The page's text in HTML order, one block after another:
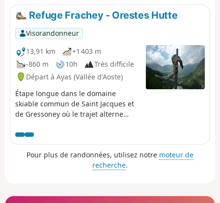
il y en a deux et ils sont pleins en début juillet.
Refuge Frachey - Orestes Hutte
Visorandonneur
13,91 km
+1 403 m
-860 m
10h
Très difficile
Départ à Ayas (Vallée d'Aoste)
Étape longue dans le domaine
skiable commun de Saint Jacques et
de Gressoney où le trajet alterne
plus étroits.
Pour plus de randonnées, utilisez notre moteur de
recherche.